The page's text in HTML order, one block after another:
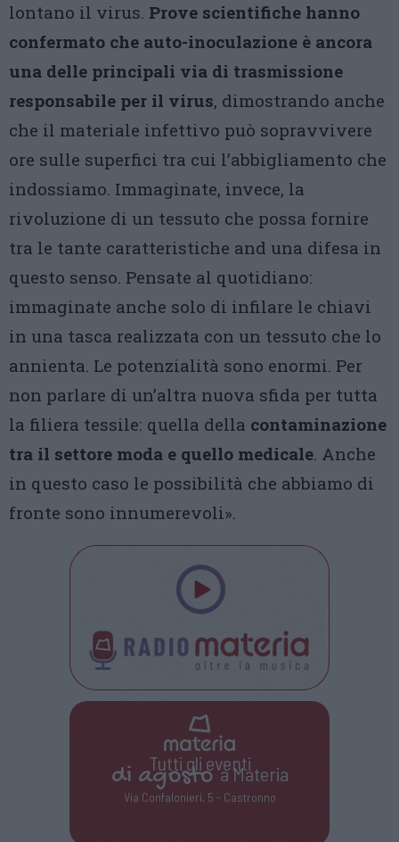
lontano il virus. Prove scientifiche hanno
confermato che auto-inoculazione è ancora
una delle principali via di trasmissione
responsabile per il virus, dimostrando anche
che il materiale infettivo può sopravvivere
ore sulle superfici tra cui l’abbigliamento che
indossiamo. Immaginate, invece, la
rivoluzione di un tessuto che possa fornire
tra le tante caratteristiche and una difesa in
questo senso. Pensate al quotidiano:
immaginate anche solo di infilare le chiavi
in una tasca realizzata con un tessuto che lo
annienta. Le potenzialità sono enormi. Per
non parlare di un’altra nuova sfida per tutta
la filiera tessile: quella della contaminazione
tra il settore moda e quello medicale. Anche
in questo caso le possibilità che abbiamo di
fronte sono innumerevoli».
Tutti gli eventi
di agostoa Materia
Via Confalonieri, 5 - Castronno